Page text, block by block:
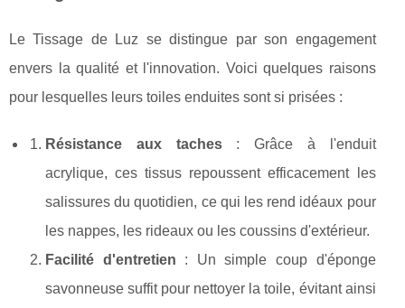
Le Tissage de Luz se distingue par son engagement
envers la qualité et l'innovation. Voici quelques raisons
pour lesquelles leurs toiles enduites sont si prisées :
Résistance aux taches: Grâce à l'enduit
acrylique, ces tissus repoussent efficacement les
salissures du quotidien, ce qui les rend idéaux pour
les nappes, les rideaux ou les coussins d'extérieur.
Facilité d'entretien : Un simple coup d'éponge
savonneuse suffit pour nettoyer la toile, évitant ainsi